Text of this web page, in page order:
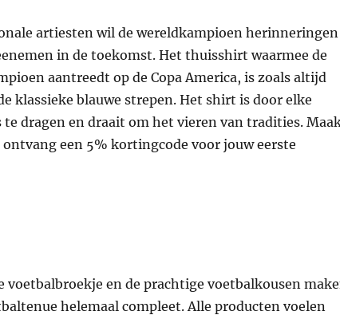
artiesten wil de wereldkampioen herinneringen
in de toekomst. Het thuisshirt waarmee de
aantreedt op de Copa America, is zoals altijd
klassieke blauwe strepen. Het shirt is door elke
dragen en draait om het vieren van tradities.
ontvang een 5% kortingcode voor jouw eerste
en de prachtige voetbalkousen
helemaal compleet. Alle producten voelen